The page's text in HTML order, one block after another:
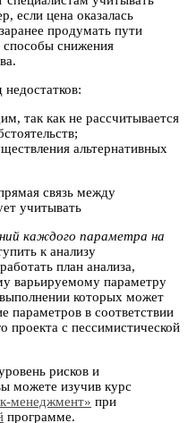
если цена оказалась
продумать пути
способы снижения
так как не рассчитывается
альтернативных
связь между
учитывать
каждого параметра на
к анализу
план анализа,
варьируемому параметру
которых может
параметров в соответствии
проекта с пессимистической
рисков и
можете изучив курс
менеджмент» при
программе.